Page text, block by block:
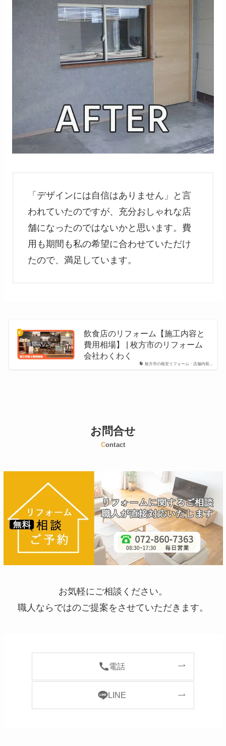
「デザインには自信はありません」と言
われていたのですが、充分おしゃれな店
舗になったのではないかと思います。費
用も期間も私の希望に合わせていただけ
たので、満足しています。
枚方市の格安リフォーム・店舗内装...
飲食店のリフォーム【施工内容と
費用相場】 | 枚方市のリフォーム
会社わくわく
お問合せ
Contact
お気軽にご相談ください。
職人ならではのご提案をさせていただきます。
電話
LINE